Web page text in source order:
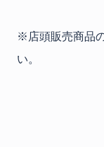
※店頭販売商品
い。